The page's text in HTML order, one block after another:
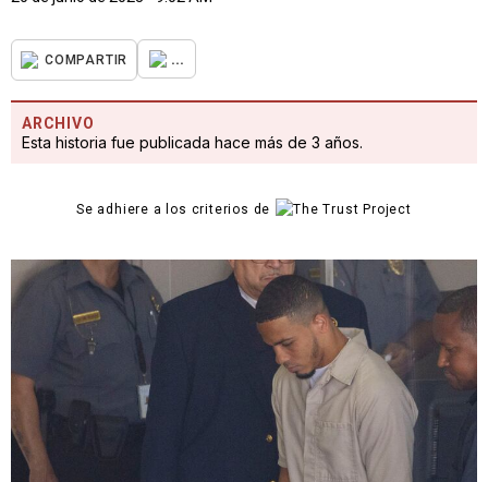
COMPARTIR ...
ARCHIVO
Esta historia fue publicada hace más de 3 años.
Se adhiere a los criterios de